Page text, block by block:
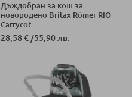
Дъждобран за кош за
новородено Britax Römer RIO
Carrycot
28,58 € /55,90 лв.